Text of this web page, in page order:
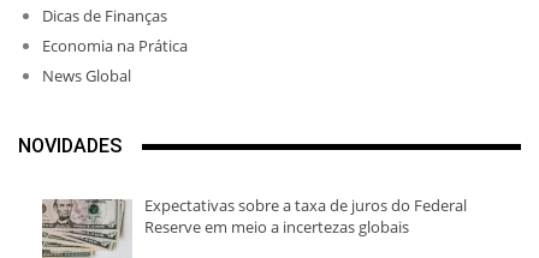
Dicas de Finanças
Economia na Prática
News Global
NOVIDADES
Expectativas sobre a taxa de juros do Federal
Reserve em meio a incertezas globais